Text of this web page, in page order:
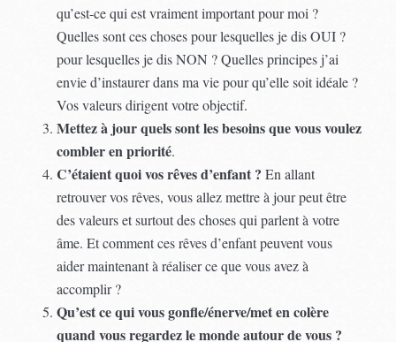
qu’est-ce qui est vraiment important pour moi ?
Quelles sont ces choses pour lesquelles je dis OUI ?
pour lesquelles je dis NON ? Quelles principes j’ai
envie d’instaurer dans ma vie pour qu’elle soit idéale ?
Vos valeurs dirigent votre objectif.
Mettez à jour quels sont les besoins que vous voulez
combler en priorité.
C’étaient quoi vos rêves d’enfant ? En allant
retrouver vos rêves, vous allez mettre à jour peut être
des valeurs et surtout des choses qui parlent à votre
âme. Et comment ces rêves d’enfant peuvent vous
aider maintenant à réaliser ce que vous avez à
accomplir ?
Qu’est ce qui vous gonfle/énerve/met en colère
quand vous regardez le monde autour de vous ?